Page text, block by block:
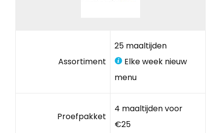
Assortiment
25 maaltijden
Elke week nieuw
menu
Proefpakket
4 maaltijden voor
€25